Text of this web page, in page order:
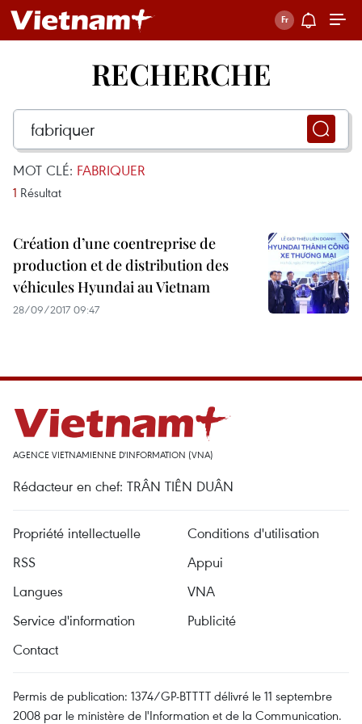
RECHERCHE
MOT CLÉ: FABRIQUER
1 Résultat
Création d’une coentreprise de
production et de distribution des
véhicules Hyundai au Vietnam
28/09/2017 09:47
AGENCE VIETNAMIENNE D'INFORMATION (VNA)
Rédacteur en chef: TRÂN TIÊN DUÂN
Propriété intellectuelle
Conditions d'utilisation
RSS
Appui
Langues
VNA
Service d'information
Publicité
Contact
Permis de publication: 1374/GP-BTTTT délivré le 11 septembre
2008 par le ministère de l'Information et de la Communication.